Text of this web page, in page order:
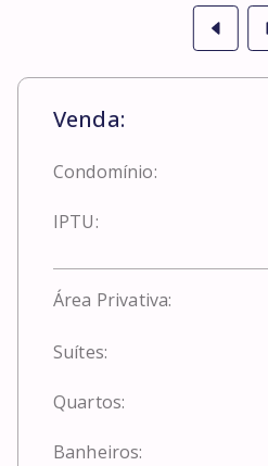
Venda:
Condomínio:
IPTU:
Área Privativa:
Suítes:
Quartos:
Banheiros: